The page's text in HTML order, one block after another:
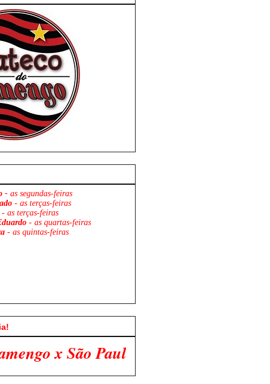
- as segundas-feiras
- as terças-feiras
- as terças-feiras
- as quartas-feiras
- as quintas-feiras
Venha Participar Conosco!